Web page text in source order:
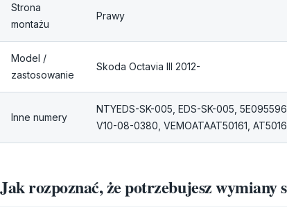
Strona
montażu
Prawy
Model /
zastosowanie
Skoda Octavia III 2012-
Inne numery
NTYEDS-SK-005, EDS-SK-005,
V10-08-0380, VEMOATAAT50161,
Jak rozpoznać, że potrzebujesz wymiany